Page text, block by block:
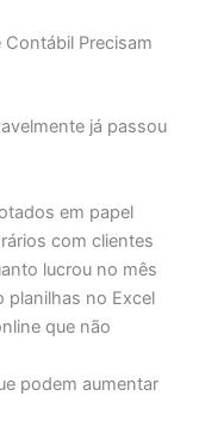
Precisam
já passou
em papel
com clientes
lucrou no mês
planilhas no Excel
que não
podem aumentar